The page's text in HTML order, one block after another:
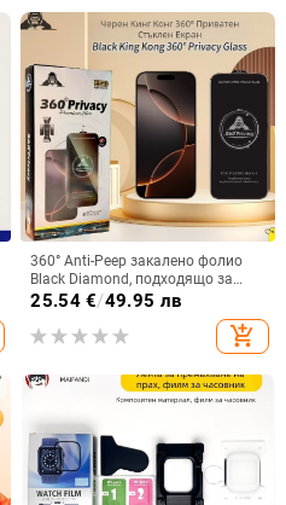
360° Anti-Peep закалено фолио
Black Diamond, подходящо за
Apple 17 мобилен телефон 16
Promax прахоустойчиво фолио
против пръстови отпечатъци,
25.54€/49.95 лв
add_shopping_cart